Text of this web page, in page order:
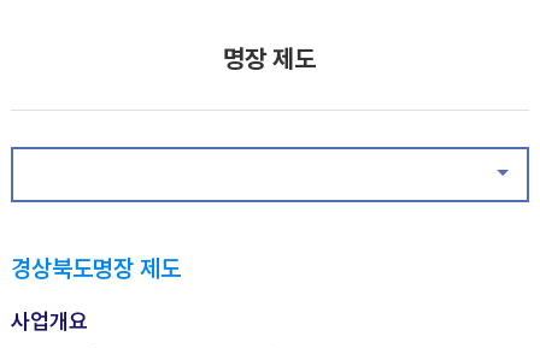
명장 제도
경상북도명장 제도
사업개요